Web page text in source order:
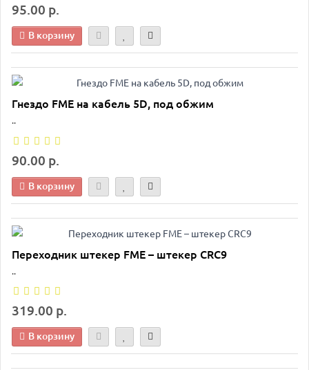
95.00 р.
В корзину
Гнездо FME на кабель 5D, под обжим
..
90.00 р.
В корзину
Переходник штекер FME – штекер CRC9
..
319.00 р.
В корзину